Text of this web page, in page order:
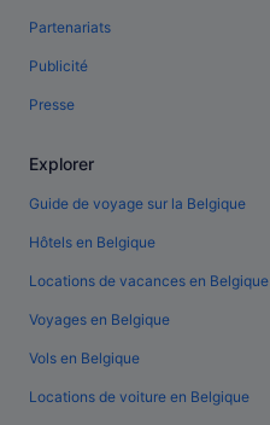
Partenariats
Publicité
Presse
Explorer
Guide de voyage sur la Belgique
Hôtels en Belgique
Locations de vacances en Belgique
Voyages en Belgique
Vols en Belgique
Locations de voiture en Belgique